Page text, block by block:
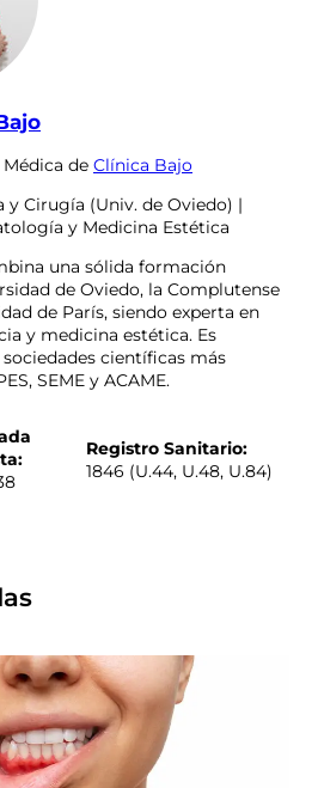
de Clínica Bajo
y Cirugía (Univ. de Oviedo) |
y Medicina Estética
una sólida formación
de Oviedo, la Complutense
de París, siendo experta en
y medicina estética. Es
científicas más
SEME y ACAME.
Registro Sanitario:
1846 (U.44, U.48, U.84)